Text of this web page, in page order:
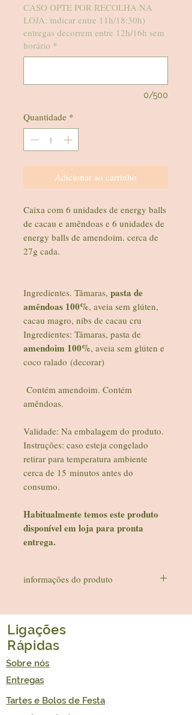
CASO OPTE POR RECOLHA NA
LOJA: indicar entre 11h/18:30h)
entregas decorrem entre 12h/16h sem
horário *
0/500
Quantidade *
Adicionar ao carrinho
Caixa com 6 unidades de energy balls
de cacau e amêndoas e 6 unidades de
energy balls de amendoim. cerca de
27g cada.
Ingredientes. Tâmaras, pasta de
amêndoas 100%, aveia sem glúten,
cacau magro, nibs de cacau cru
Ingredientes: Tâmaras, pasta de
amendoim 100%, aveia sem glúten e
coco ralado (decorar)
Contém amendoim. Contém
amêndoas.
Validade: Na embalagem do produto.
Instruções: caso esteja congelado
retirar para temperatura ambiente
cerca de 15 minutos antes do
consumo.
Habitualmente temos este produto
disponível em loja para pronta
entrega.
informações do produto
AÇÚCAR ADICIONADO|VEGAN
Imagem ilustrativa
Ligações
Rápidas
Sobre nós
Entregas
Tartes e Bolos de Festa